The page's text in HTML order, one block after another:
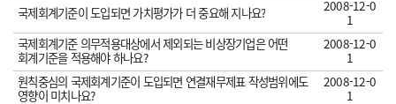
국제회계기준이 도입되면 가치평가가 더 중요해 지나요?
2008-12-0
1
국제회계기준 의무적용대상에서 제외되는 비상장기업은 어떤
회계기준을 적용해야 하나요?
2008-12-0
1
원칙중심의 국제회계기준이 도입되면 연결재무제표 작성범위에도
영향이 미치나요?
2008-12-0
1